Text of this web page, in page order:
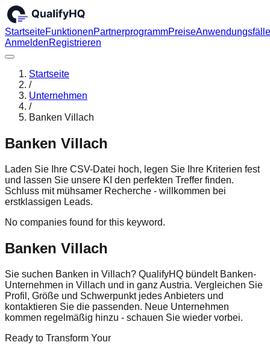
StartseiteFunktionenPartnerprogrammPreiseAnwendungsfälle
AnmeldenRegistrieren
Startseite
/
Unternehmen
/
Banken Villach
Banken Villach
Laden Sie Ihre CSV-Datei hoch, legen Sie Ihre Kriterien fest
und lassen Sie unsere KI den perfekten Treffer finden.
Schluss mit mühsamer Recherche - willkommen bei
erstklassigen Leads.
No companies found for this keyword.
Banken Villach
Sie suchen Banken in Villach? QualifyHQ bündelt Banken-
Unternehmen in Villach und in ganz Austria. Vergleichen Sie
Profil, Größe und Schwerpunkt jedes Anbieters und
kontaktieren Sie die passenden. Neue Unternehmen
kommen regelmäßig hinzu - schauen Sie wieder vorbei.
Ready to Transform Your